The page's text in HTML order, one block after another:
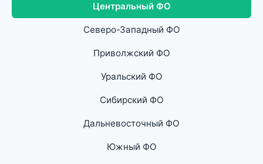
Центральный ФО
Северо-Западный ФО
Приволжский ФО
Уральский ФО
Сибирский ФО
Дальневосточный ФО
Южный ФО